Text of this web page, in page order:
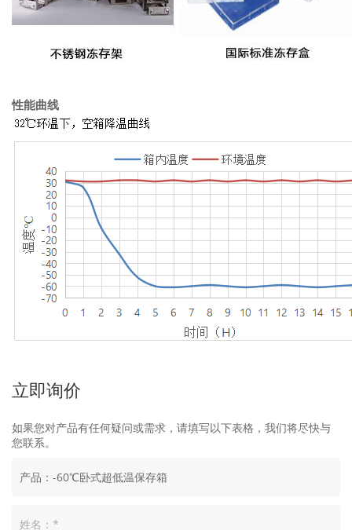
性能曲线
立即询价
如果您对产品有任何疑问或需求，请填写以下表格，我们将尽快与
您联系。